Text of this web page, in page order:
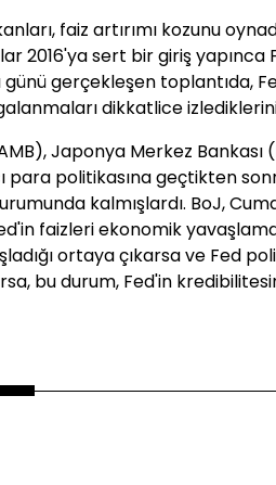
faiz artırımı kozunu
2016'ya sert bir giriş yapınca
gerçekleşen toplantıda,
dikkatlice
Japonya Merkez Bankası
para politikasına geçtikten
kalmışlardı. BoJ,
faizleri ekonomik
ortaya çıkarsa ve Fed
bu durum, Fed'in